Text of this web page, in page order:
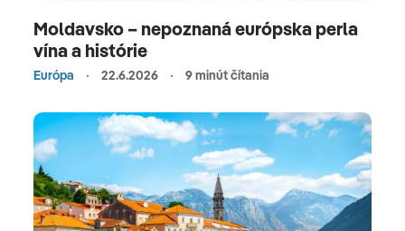
Moldavsko – nepoznaná európska perla
vína a histórie
Európa 22.6.2026 9 minút čítania